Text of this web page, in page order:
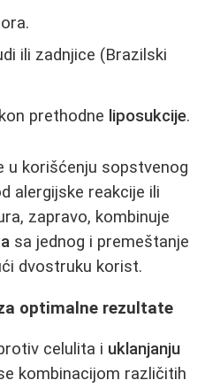
ili zadnjice (Brazilski
prethodne liposukcije.
u korišćenju sopstvenog
alergijske reakcije ili
zapravo, kombinuje
sa jednog i premeštanje
dvostruku korist.
optimalne rezultate
celulita i uklanjanju
kombinacijom različitih